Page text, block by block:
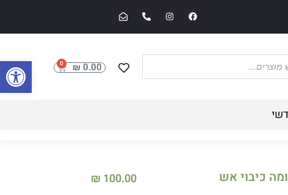
₪ 0.00
0
כיבוי אש ₪ 100.00
פתח